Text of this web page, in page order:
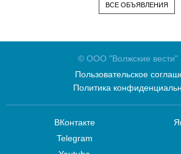
ВСЕ ОБЪЯВЛЕНИЯ
© ООО "Волжские вести"
Пользовательское
Политика
ВКонтакте
Telegram